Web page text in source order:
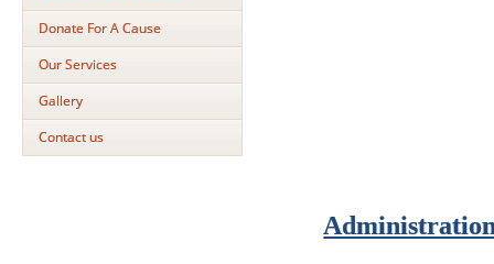
Donate For A Cause
Our Services
Gallery
Contact us